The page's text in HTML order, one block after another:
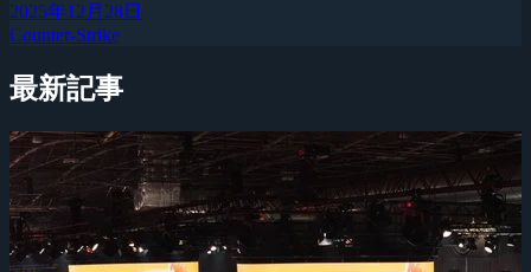
2025年12月28日
Counter-Strike
最新記事